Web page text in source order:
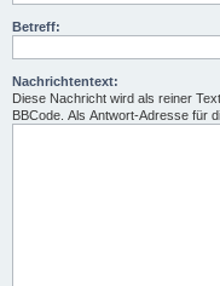
Betreff:
Nachrichtentext:
Diese Nachricht wird als reiner
BBCode. Als Antwort-Adresse für